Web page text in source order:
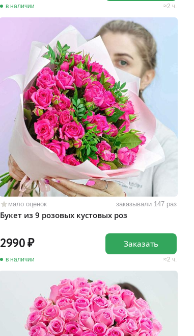
в наличии 2 ч.
мало оценок заказывали 147 раз
Букет из 9 розовых кустовых роз
2990
в наличии 2 ч.
Заказать